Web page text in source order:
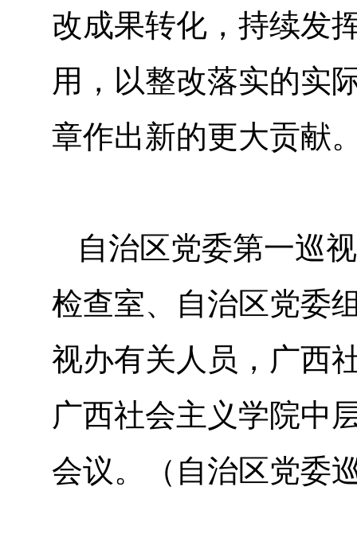
改成果转化，持续发
用，以整改落实的实
章作出新的更大贡献
自治区党委第一巡
检查室、自治区党委
视办有关人员，广西
广西社会主义学院中
会议。（自治区党委